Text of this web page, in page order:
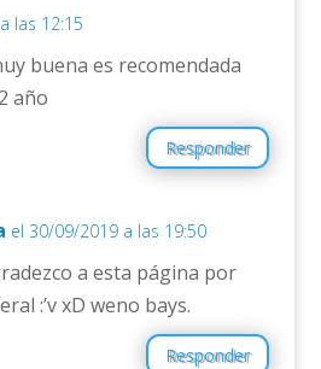
las 12:15
buena es recomendada
año
Responder
el 30/09/2019 a las 19:50
a esta página por
:’v xD weno bays.
Responder